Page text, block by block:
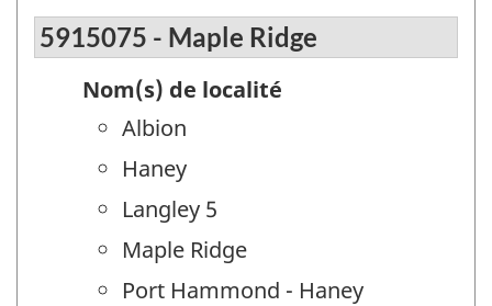
5915075 - Maple Ridge
Nom(s) de localité
Albion
Haney
Langley 5
Maple Ridge
Port Hammond - Haney